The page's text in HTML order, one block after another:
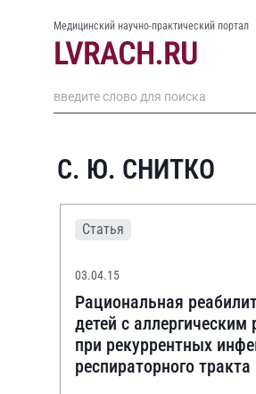
Медицинский научно-практический портал
С. Ю. СНИТКО
Статья
03.04.15
Рациональная
детей с аллергическим
при рекуррентных
респираторного тракта